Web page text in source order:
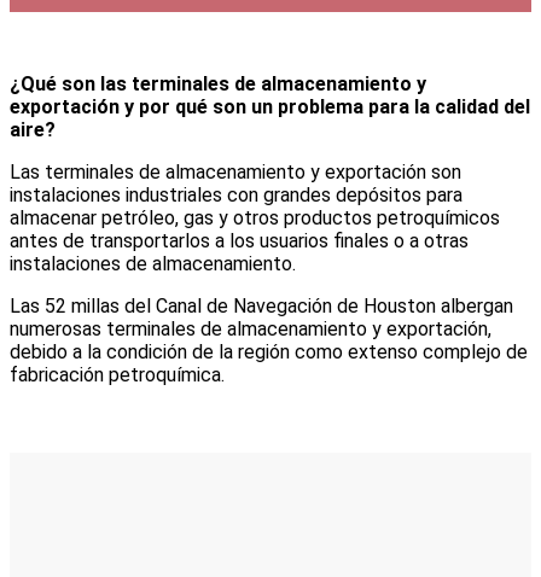
¿Qué son las terminales de almacenamiento y
exportación y por qué son un problema para la calidad del
aire?
Las terminales de almacenamiento y exportación son
instalaciones industriales con grandes depósitos para
almacenar petróleo, gas y otros productos petroquímicos
antes de transportarlos a los usuarios finales o a otras
instalaciones de almacenamiento.
Las 52 millas del Canal de Navegación de Houston albergan
numerosas terminales de almacenamiento y exportación,
debido a la condición de la región como extenso complejo de
fabricación petroquímica.